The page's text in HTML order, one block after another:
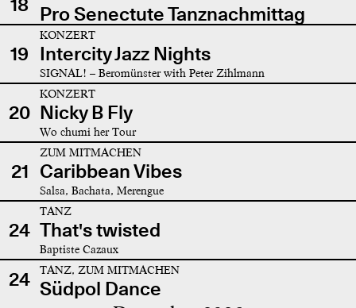
Pro Senectute Tanznachmittag
19
KONZERT
Intercity Jazz Nights
SIGNAL! – Beromünster with Peter Zihlmann
20
KONZERT
Nicky B Fly
Wo chumi her Tour
21
ZUM MITMACHEN
Caribbean Vibes
Salsa, Bachata, Merengue
24
TANZ
That's twisted
Baptiste Cazaux
24 TANZ, ZUM MITMACHEN
Südpol Dance